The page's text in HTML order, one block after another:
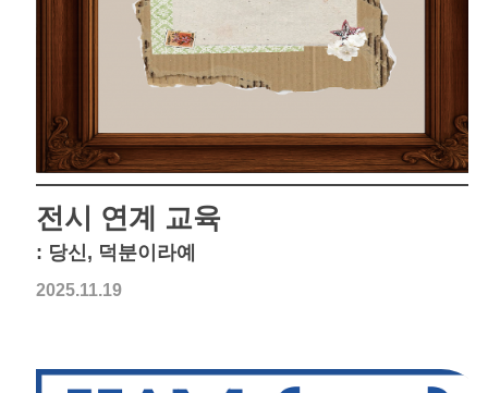
전시 연계 교육
: 당신, 덕분이라예
2025.11.19